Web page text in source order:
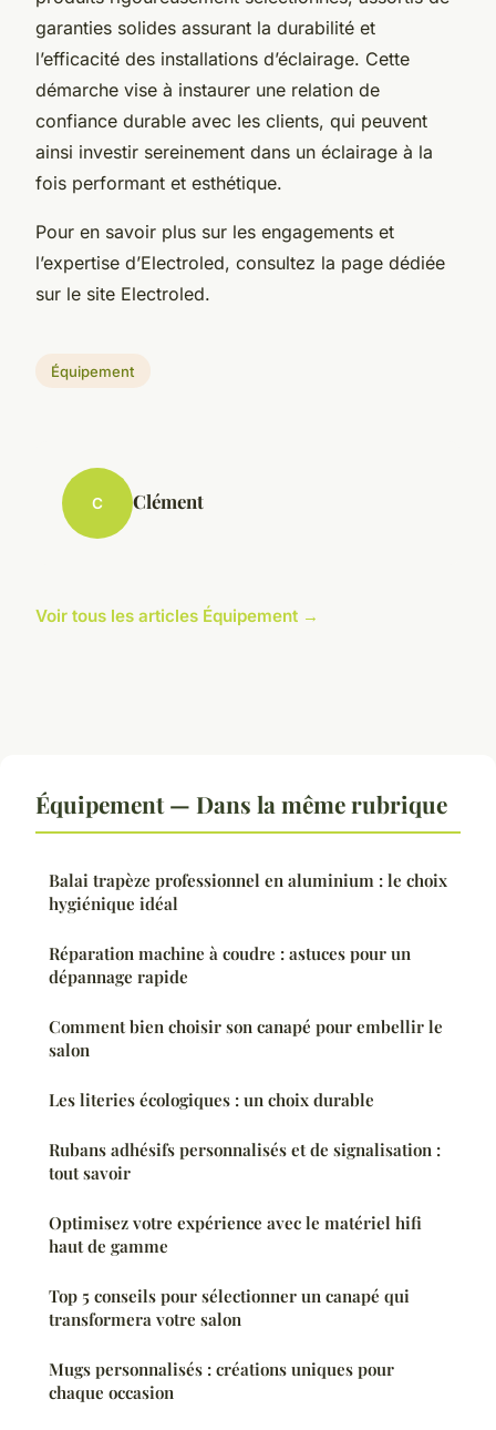
garanties solides assurant la durabilité et
l’efficacité des installations d’éclairage. Cette
démarche vise à instaurer une relation de
confiance durable avec les clients, qui peuvent
ainsi investir sereinement dans un éclairage à la
fois performant et esthétique.
Pour en savoir plus sur les engagements et
l’expertise d’Electroled, consultez la page dédiée
sur le site Electroled.
Équipement
C Clément
Voir tous les articles Équipement →
Équipement — Dans la même rubrique
Balai trapèze professionnel en aluminium : le choix
hygiénique idéal
Réparation machine à coudre : astuces pour un
dépannage rapide
Comment bien choisir son canapé pour embellir le
salon
Les literies écologiques : un choix durable
Rubans adhésifs personnalisés et de signalisation :
tout savoir
Optimisez votre expérience avec le matériel hifi
haut de gamme
Top 5 conseils pour sélectionner un canapé qui
transformera votre salon
Mugs personnalisés : créations uniques pour
chaque occasion